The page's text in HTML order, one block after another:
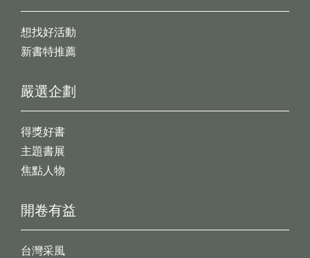
想找好活動
新書特推薦
開卷有益
台灣采風
嚴選企劃
得獎好書
主題書展
焦點人物